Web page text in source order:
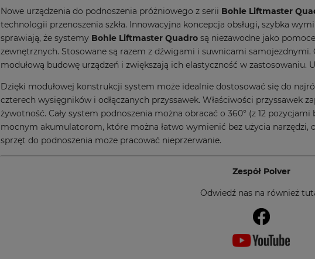
Nowe urządzenia do podnoszenia próżniowego z serii Bohle Liftmaster
technologii przenoszenia szkła. Innowacyjna koncepcja obsługi, szybka
sprawiają, że systemy Bohle Liftmaster Quadro są niezawodne jako
zewnętrznych. Stosowane są razem z dźwigami i suwnicami samojezdnymi.
modułową budowę urządzeń i zwiększają ich elastyczność w zastosowaniu.
Dzięki modułowej konstrukcji system może idealnie dostosować się do
czterech wysięgników i odłączanych przyssawek. Właściwości przyssawek
żywotność. Cały system podnoszenia można obracać o 360° (z 12
mocnym akumulatorom, które można łatwo wymienić bez użycia narzędzi,
sprzęt do podnoszenia może pracować nieprzerwanie.
Zespół Polver
Odwiedź nas na również